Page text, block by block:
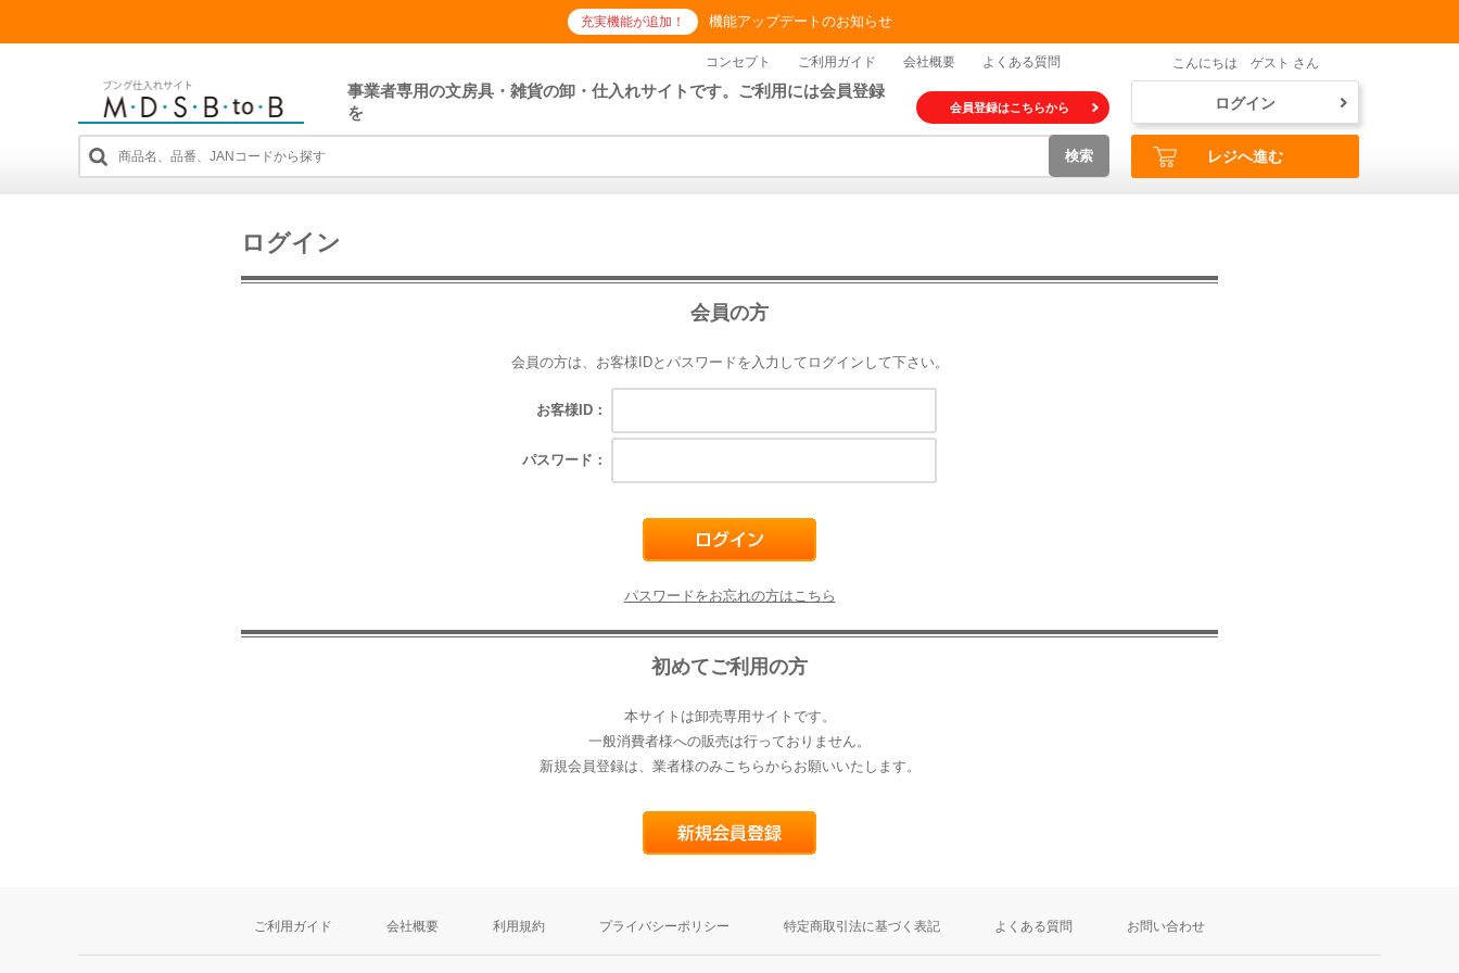
充実機能が追加！ 機能アップデートのお知らせ
コンセプト ご利用ガイド 会社概要 よくある質問
事業者専用の文房具・雑貨の卸・仕入れサイトです。ご利用には会員登録
を
会員登録はこちらから
検索
こんにちは ゲスト さん
ログイン
レジへ進む
ログイン
会員の方
会員の方は、お客様IDとパスワードを入力してログインして下さい。
お客様ID：
パスワード：
パスワードをお忘れの方はこちら
初めてご利用の方
本サイトは卸売専用サイトです。
一般消費者様への販売は行っておりません。
新規会員登録は、業者様のみこちらからお願いいたします。
ご利用ガイド 会社概要 利用規約 プライバシーポリシー 特定商取引法に基づく表記 よくある質問 お問い合わせ